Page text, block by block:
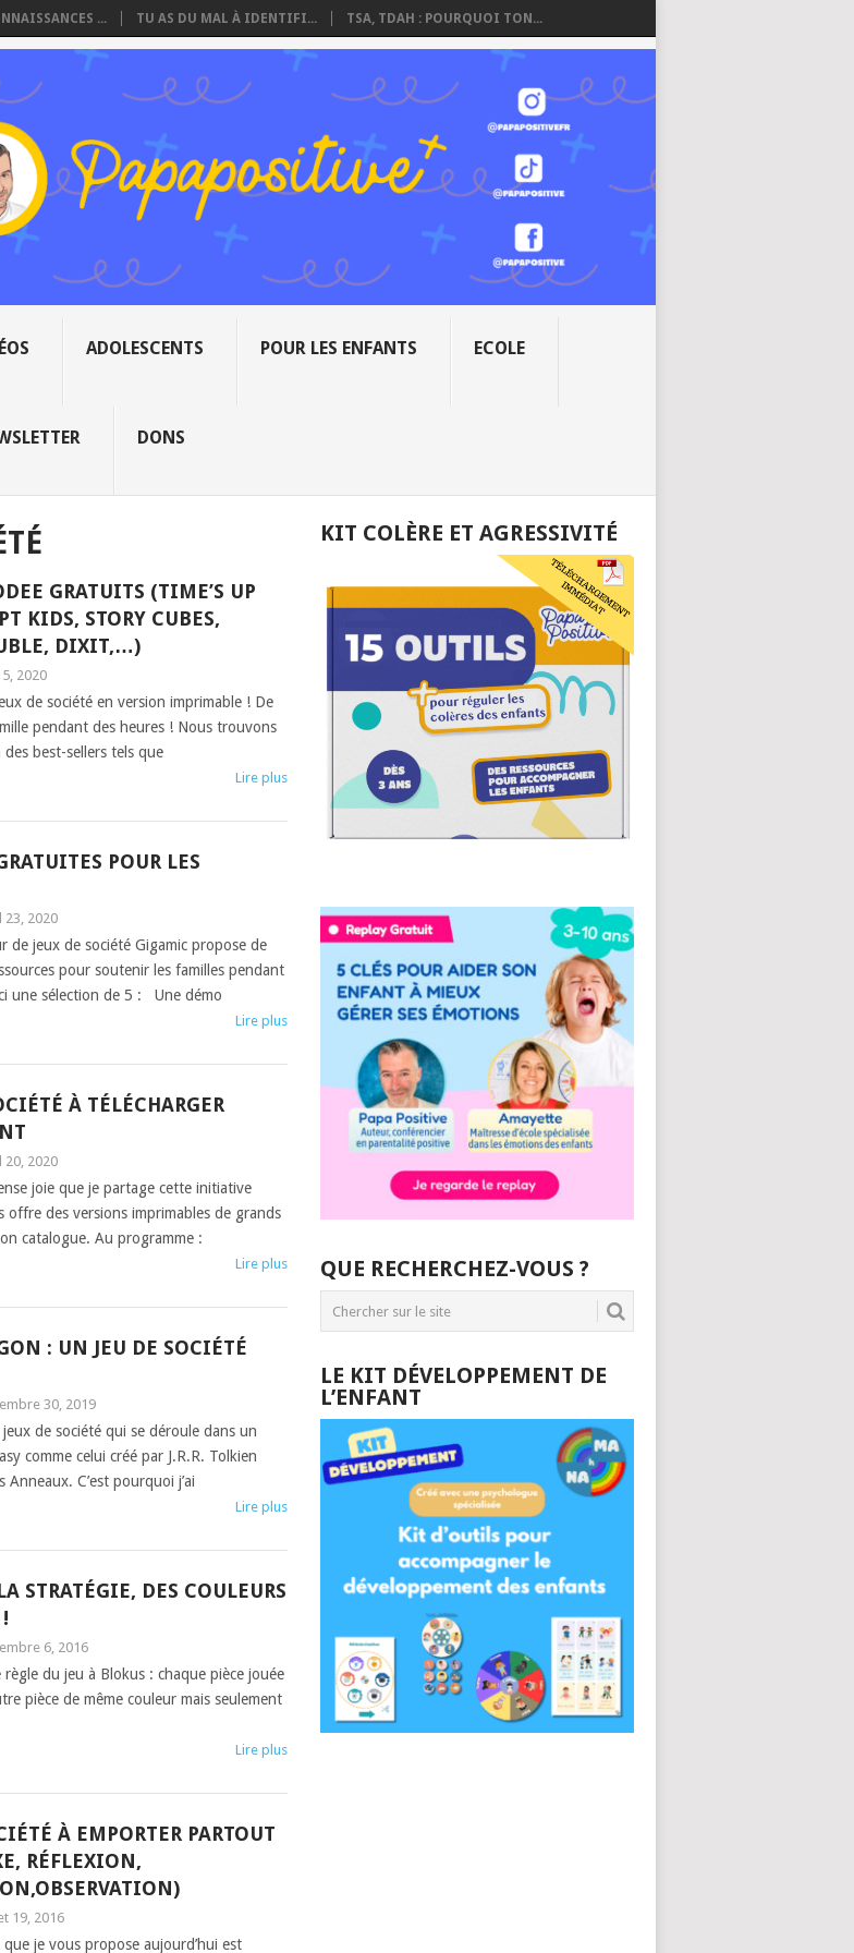
... TU AS DU MAL À IDENTIFI... TSA, TDAH : POURQUOI TON...
ADOLESCENTS POUR LES ENFANTS ECOLE
DONS
GRATUITS (TIME’S UP
KIDS, STORY CUBES,
DIXIT,…)
2020
de société en version imprimable ! De
pendant des heures ! Nous trouvons
best-sellers tels que
Lire plus
POUR LES
23, 2020
de jeux de société Gigamic propose de
pour soutenir les familles pendant
une sélection de 5 : Une démo
Lire plus
À TÉLÉCHARGER
20, 2020
joie que je partage cette initiative
offre des versions imprimables de grands
catalogue. Au programme :
Lire plus
: UN JEU DE SOCIÉTÉ
30, 2019
jeux de société qui se déroule dans un
comme celui créé par J.R.R. Tolkien
Anneaux. C’est pourquoi j’ai
Lire plus
STRATÉGIE, DES COULEURS
6, 2016
règle du jeu à Blokus : chaque pièce jouée
pièce de même couleur mais seulement
Lire plus
À EMPORTER PARTOUT
RÉFLEXION,
19, 2016
je vous propose aujourd’hui est
KIT COLÈRE ET AGRESSIVITÉ
QUE RECHERCHEZ-VOUS ?
LE KIT DÉVELOPPEMENT DE
L’ENFANT